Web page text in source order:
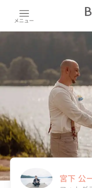
メニュー
宮下 公